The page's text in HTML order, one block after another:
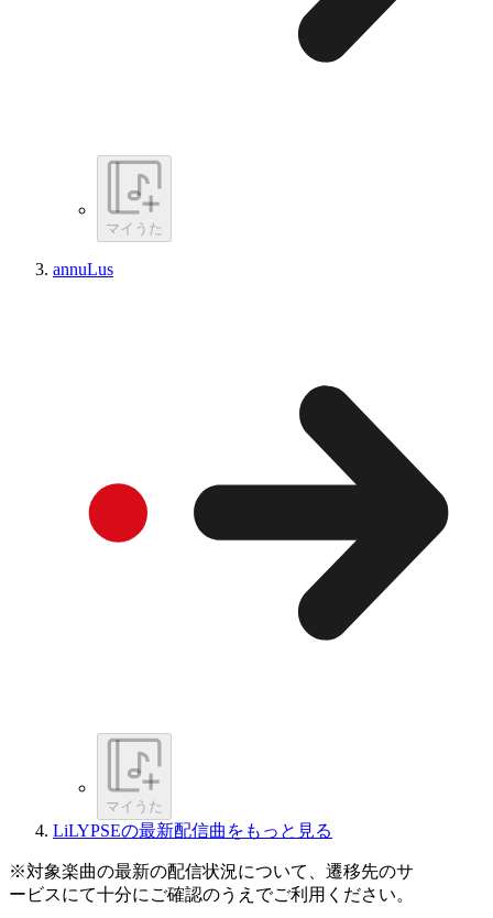
マイうた
annuLus
マイうた
LiLYPSEの最新配信曲をもっと見る
※対象楽曲の最新の配信状況について、遷移先のサ
ービスにて十分にご確認のうえでご利用ください。